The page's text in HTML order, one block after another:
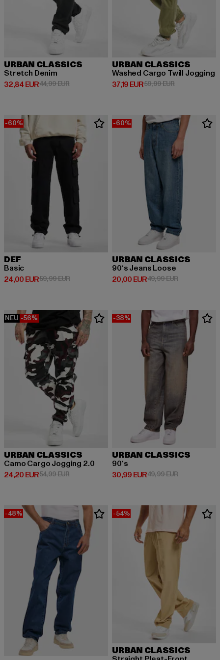
URBAN CLASSICS
Stretch Denim
32,84 EUR
Derzeitiger Preis: 32,84 EUR
44,99 EURAktionspreis: 44,99 EUR
URBAN CLASSICS
Washed Cargo Twill Jogging
37,19 EUR
Derzeitiger Preis: 37,19 EUR
59,99 EURAktionspreis:
-60%
DEF
Basic
24,00 EUR
Derzeitiger Preis: 24,00 EUR
59,99 EURAktionspreis: 59,99 EUR
-60%
URBAN CLASSICS
90‘s Jeans Loose
20,00 EUR
Derzeitiger Preis: 20,00 EUR
49,99 EURAktionspreis:
NEU -56%
URBAN CLASSICS
Camo Cargo Jogging 2.0
24,20 EUR
Derzeitiger Preis: 24,20 EUR
54,99 EURAktionspreis: 54,99 EUR
-38%
URBAN CLASSICS
90‘s
30,99 EUR
Derzeitiger Preis: 30,99 EUR
49,99 EURAktionspreis:
-48% -54%
URBAN CLASSICS